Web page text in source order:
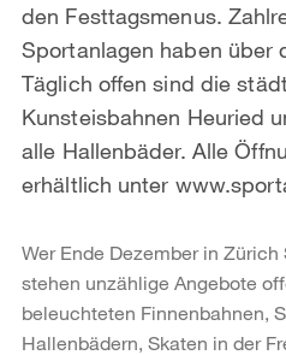
den Festtagsmenus.
Sportanlagen haben über
Täglich offen sind die
Kunsteisbahnen Heuried
alle Hallenbäder. Alle
erhältlich unter
Wer Ende Dezember in
stehen unzählige Angebote
beleuchteten Finnenbahnen,
Hallenbädern, Skaten in der